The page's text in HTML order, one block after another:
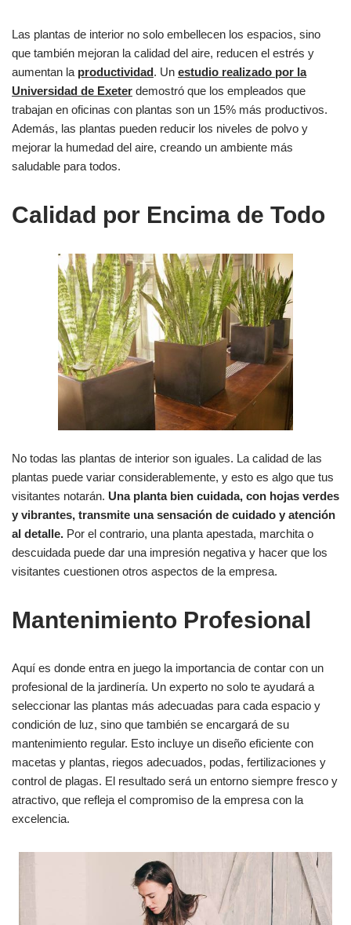
Las plantas de interior no solo embellecen los espacios, sino
que también mejoran la calidad del aire, reducen el estrés y
aumentan la productividad. Un estudio realizado por la
Universidad de Exeter demostró que los empleados que
trabajan en oficinas con plantas son un 15% más productivos.
Además, las plantas pueden reducir los niveles de polvo y
mejorar la humedad del aire, creando un ambiente más
saludable para todos.
Calidad por Encima de Todo
No todas las plantas de interior son iguales. La calidad de las
plantas puede variar considerablemente, y esto es algo que tus
visitantes notarán. Una planta bien cuidada, con hojas verdes
y vibrantes, transmite una sensación de cuidado y atención
al detalle. Por el contrario, una planta apestada, marchita o
descuidada puede dar una impresión negativa y hacer que los
visitantes cuestionen otros aspectos de la empresa.
Mantenimiento Profesional
Aquí es donde entra en juego la importancia de contar con un
profesional de la jardinería. Un experto no solo te ayudará a
seleccionar las plantas más adecuadas para cada espacio y
condición de luz, sino que también se encargará de su
mantenimiento regular. Esto incluye un diseño eficiente con
macetas y plantas, riegos adecuados, podas, fertilizaciones y
control de plagas. El resultado será un entorno siempre fresco y
atractivo, que refleja el compromiso de la empresa con la
excelencia.